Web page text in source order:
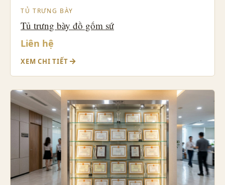
TỦ TRƯNG BÀY
Tủ trưng bày đồ gốm sứ
Liên hệ
XEM CHI TIẾT